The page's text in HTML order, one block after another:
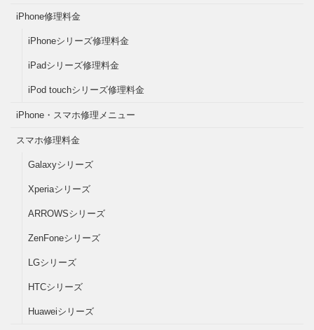
iPhone修理料金
iPhoneシリーズ修理料金
iPadシリーズ修理料金
iPod touchシリーズ修理料金
iPhone・スマホ修理メニュー
スマホ修理料金
Galaxyシリーズ
Xperiaシリーズ
ARROWSシリーズ
ZenFoneシリーズ
LGシリーズ
HTCシリーズ
Huaweiシリーズ